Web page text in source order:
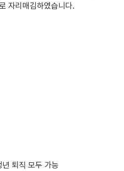
자리매김하였습니다.
퇴직 모두 가능